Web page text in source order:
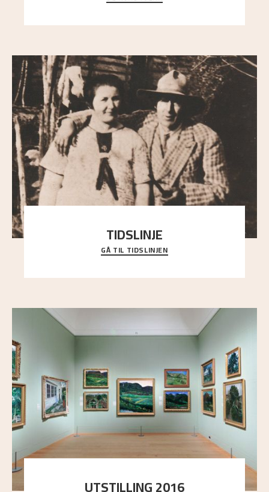
trekronene i prestegårdshagen...
TIDSLINJE
Bli kjent med Nikolai Astrups liv, kunstnerskap og
ettermæle i en interaktiv presentasjon.
GÅ TIL TIDSLINJEN